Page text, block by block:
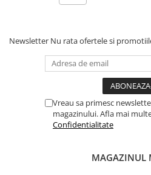
Newsletter Nu rata ofertele si
Vreau sa primesc
magazinului. Afla mai
Confidentialitate
MAGAZINUL